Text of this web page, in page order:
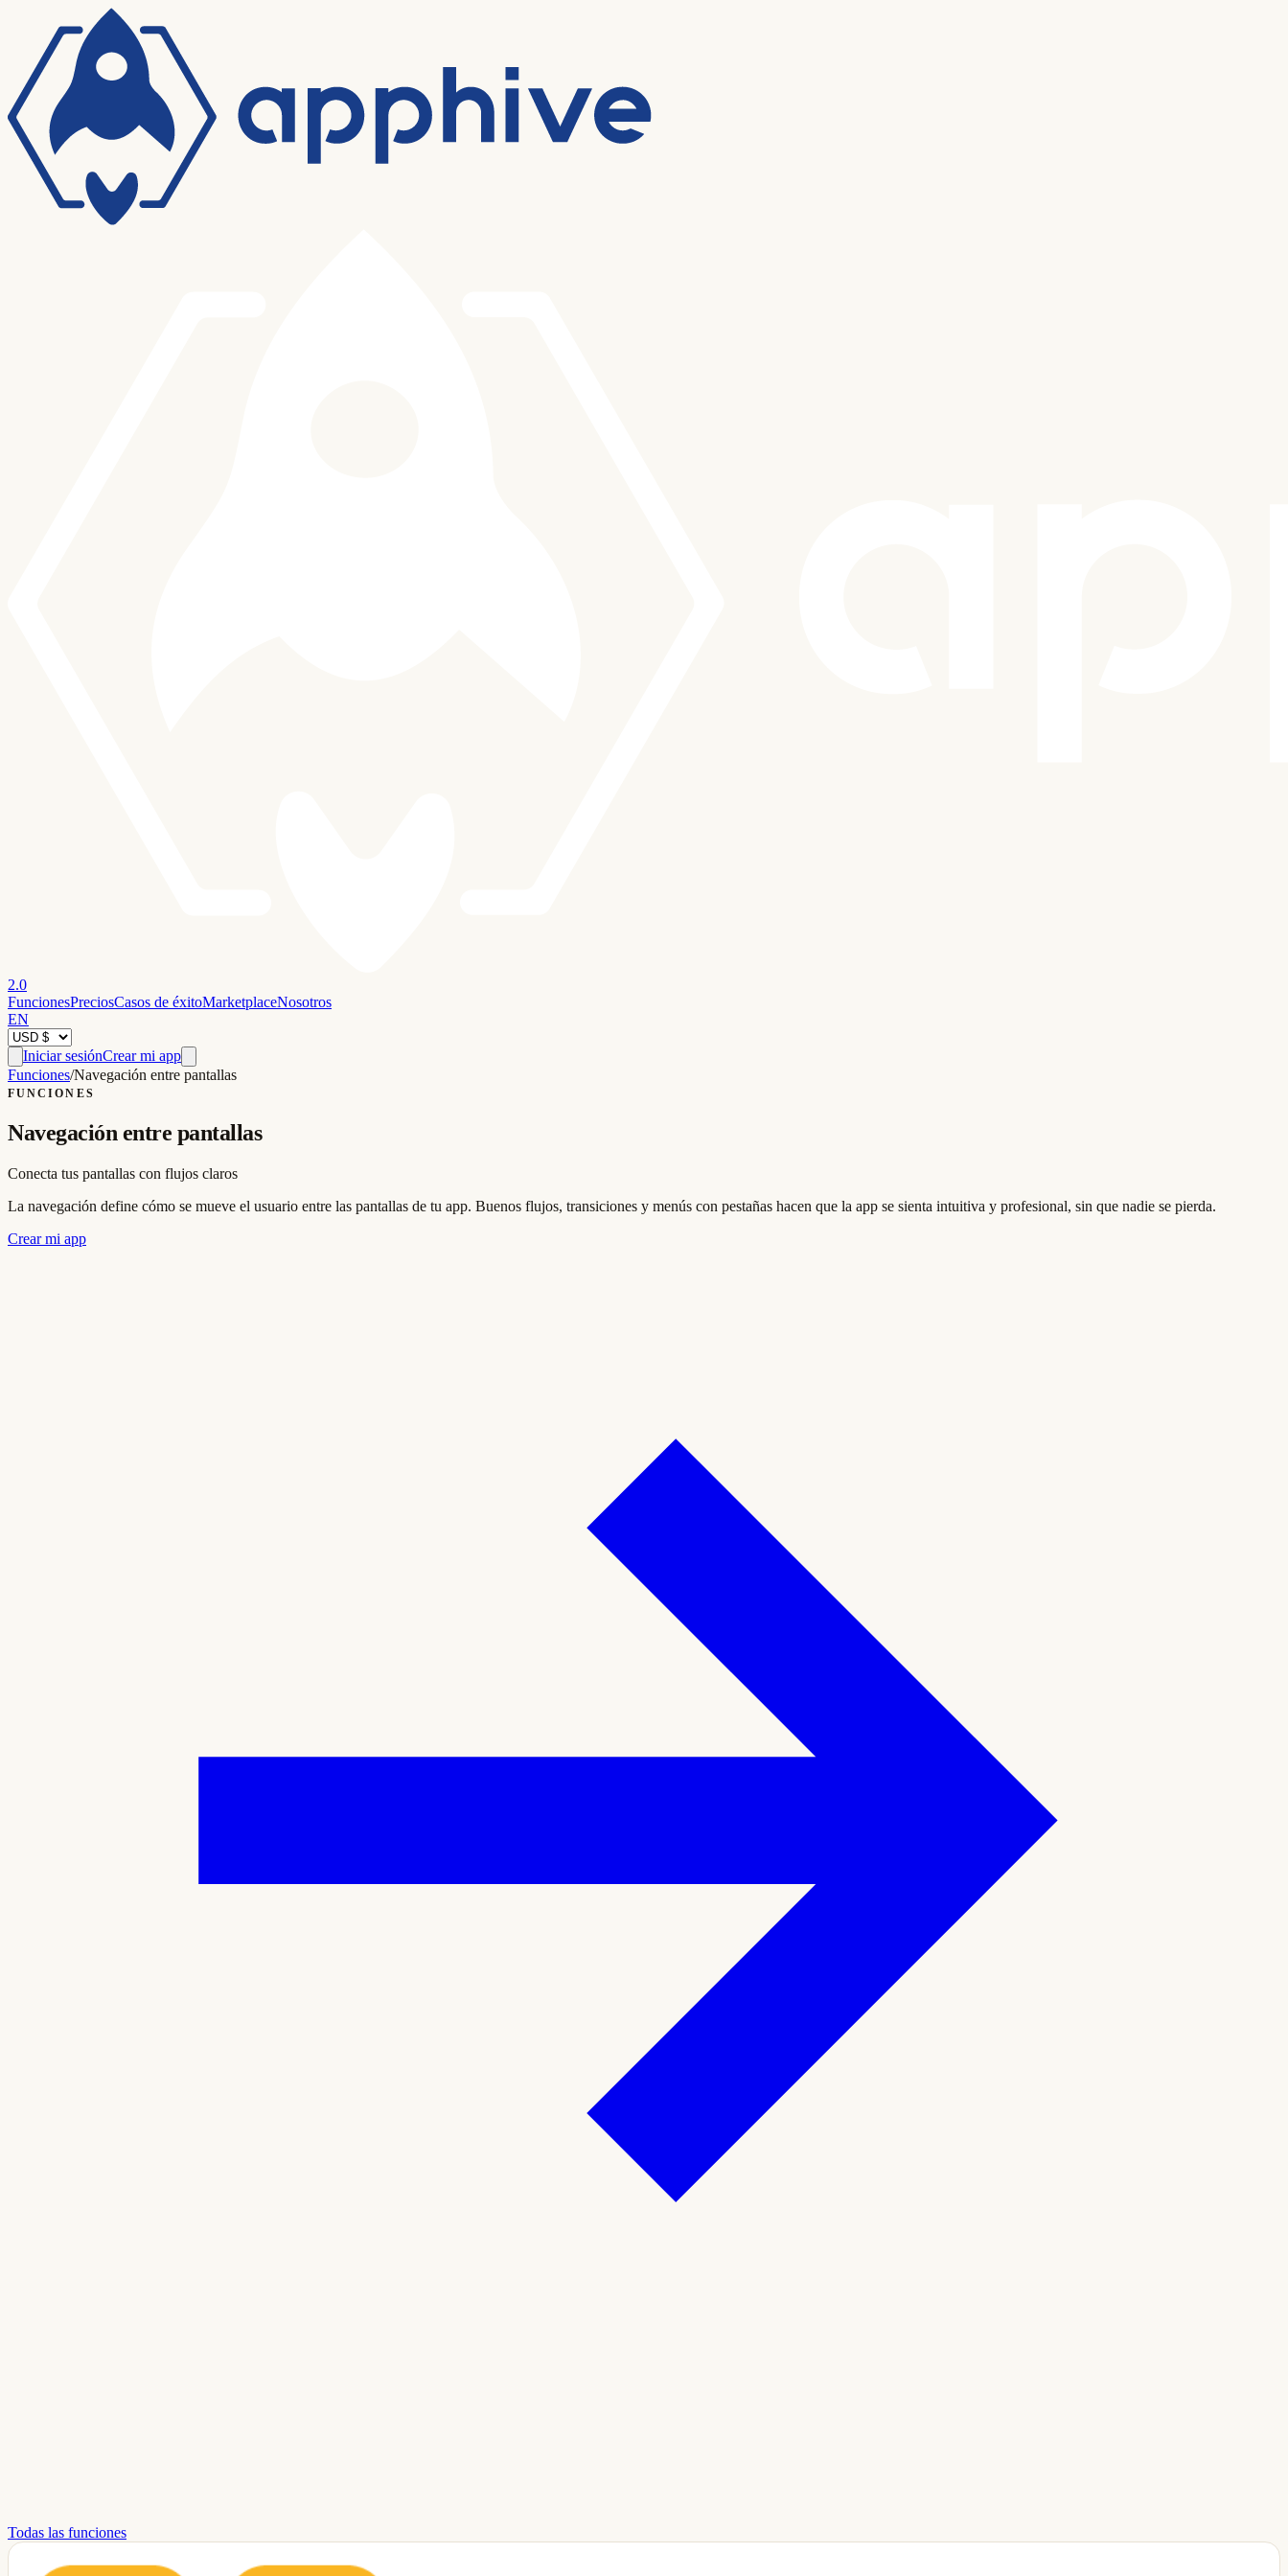
2.0
FuncionesPreciosCasos de éxitoMarketplaceNosotros
EN
Iniciar sesiónCrear mi app
Funciones/Navegación entre pantallas
FUNCIONES
Navegación entre pantallas
Conecta tus pantallas con flujos claros
La navegación define cómo se mueve el usuario entre las pantallas de tu app. Buenos flujos, transiciones y menús con pestañas hacen que la app se sienta intuitiva y profesional, sin que nadie se pierda.
Crear mi app
Todas las funciones